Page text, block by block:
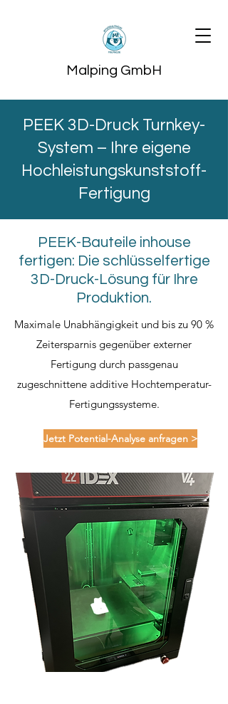
Malping GmbH
PEEK 3D-Druck Turnkey-
System – Ihre eigene
Hochleistungskunststoff-
Fertigung
PEEK-Bauteile inhouse
fertigen: Die schlüsselfertige
3D-Druck-Lösung für Ihre
Produktion.
Maximale Unabhängigkeit und bis zu 90 %
Zeitersparnis gegenüber externer
Fertigung durch passgenau
zugeschnittene additive Hochtemperatur-
Fertigungssysteme.
Jetzt Potential-Analyse anfragen >